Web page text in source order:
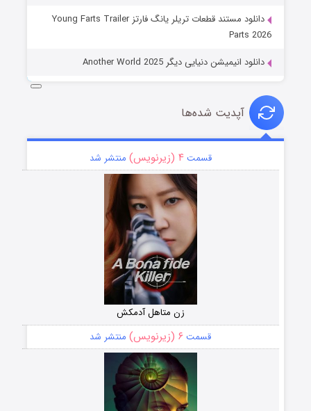
دانلود مستند قطعات تریلر یانگ فارتز Young Farts Trailer
Parts 2026
دانلود انیمیشن دنیایی دیگر Another World 2025
آپدیت شده‌ها
قسمت۴ (زیرنویس) منتشر شد
زن متاهل آدمکش
قسمت ۶ (زیرنویس) منتشر شد